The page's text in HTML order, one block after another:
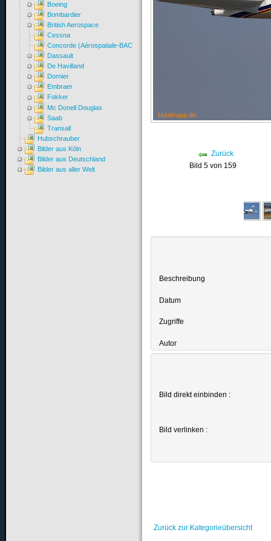
Zurück
Bild 5 von 159
Beschreibung
Datum
Zugriffe
Autor
Bild direkt einbinden :
Bild verlinken :
Zurück zur Kategorieübersicht
Boeing
Bombardier
British Aerospace
Cessna
Concorde (Aérospatiale-BAC)
Dassault
De Havilland
Dornier
Embraer
Fokker
Mc Donell Douglas
Saab
Transall
Hubschrauber
Bilder aus Köln
Bilder aus Deutschland
Bilder aus aller Welt